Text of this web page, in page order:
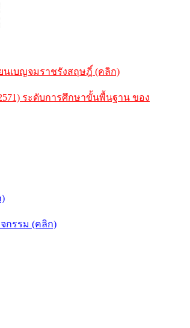
ยนเบญจมราชรังสฤษฎิ์ (คลิก)
ระดับการศึกษาขั้นพื้นฐาน ของ
กรรม (คลิก)